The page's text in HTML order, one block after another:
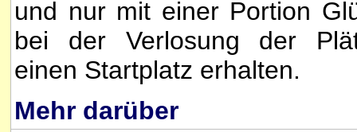
und nur mit einer Portion
bei der Verlosung der
einen Startplatz erhalten.
Mehr darüber